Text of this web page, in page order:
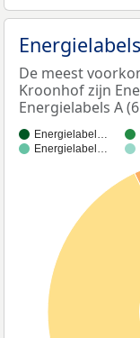
Energielabels
De meest
Kroonhof zijn
Energielabels A
Energielabel…
Energielabel…